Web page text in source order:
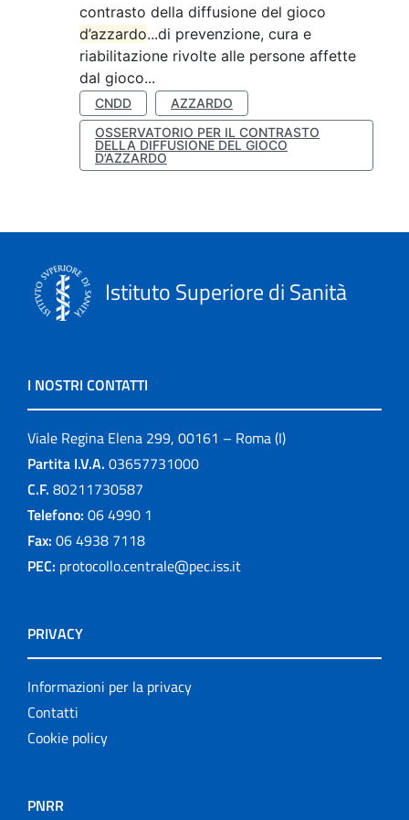
contrasto della diffusione del gioco
d’azzardo...di prevenzione, cura e
riabilitazione rivolte alle persone affette
dal gioco...
CNDD
AZZARDO
OSSERVATORIO PER IL CONTRASTO
DELLA DIFFUSIONE DEL GIOCO
D’AZZARDO
Istituto Superiore di Sanità
I NOSTRI CONTATTI
Viale Regina Elena 299, 00161 – Roma (I)
Partita I.V.A. 03657731000
C.F. 80211730587
Telefono: 06 4990 1
Fax: 06 4938 7118
PEC: protocollo.centrale@pec.iss.it
PRIVACY
Informazioni per la privacy
Contatti
Cookie policy
PNRR